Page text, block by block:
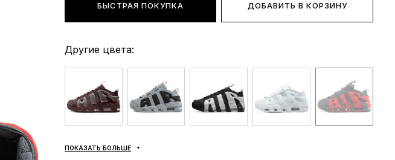
БЫСТРАЯ ПОКУПКА ДОБАВИТЬ В КОРЗИНУ
Другие цвета:
ПОКАЗАТЬ БОЛЬШЕ